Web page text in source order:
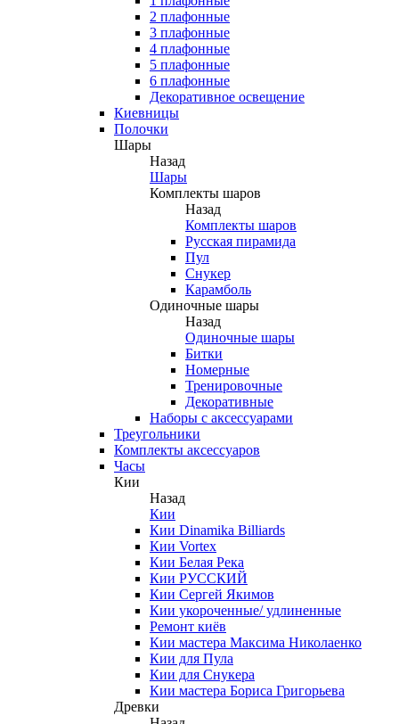
2 плафонные
3 плафонные
4 плафонные
5 плафонные
6 плафонные
Декоративное освещение
Киевницы
Полочки
Шары
Назад
Шары
Комплекты шаров
Назад
Комплекты шаров
Русская пирамида
Пул
Снукер
Карамболь
Одиночные шары
Назад
Одиночные шары
Битки
Номерные
Тренировочные
Декоративные
Наборы с аксессуарами
Треугольники
Комплекты аксессуаров
Часы
Кии
Назад
Кии
Кии Dinamika Billiards
Кии Vortex
Кии Белая Река
Кии РУССКИЙ
Кии Сергей Якимов
Кии укороченные/ удлиненные
Ремонт киёв
Кии мастера Максима Николаенко
Кии для Пула
Кии для Снукера
Кии мастера Бориса Григорьева
Древки